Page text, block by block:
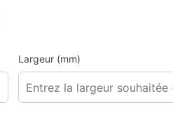
Largeur (mm)